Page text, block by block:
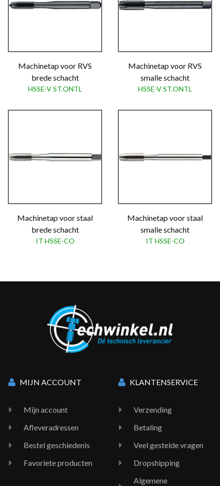
Machinetap voor RVS
brede schacht
HSSE-V ST.ONTL
Machinetap voor RVS
smalle schacht
HSSE-V ST.ONTL
Machinetap voor staal
brede schacht
IT HSSE-CO
Machinetap voor staal
smalle schacht
IT HSSE-CO
MIJN ACCOUNT
Mijn account
Afleveradressen
Bestel geschiedenis
Favoriete producten
KLANTENSERVICE
Verzending
Betaling
Veel gestelde vragen
Dropshipping
Algemene